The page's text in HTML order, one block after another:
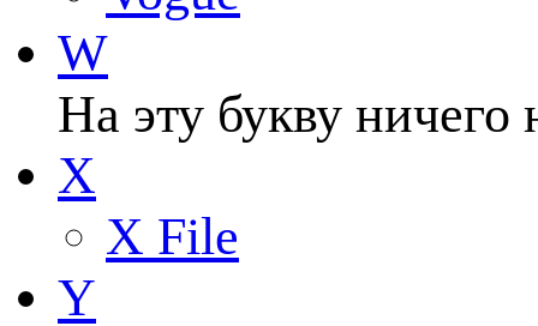
W
На эту букву ничего
X
X File
Y